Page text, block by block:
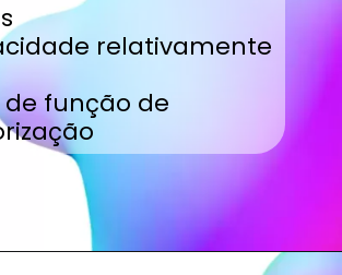
relativamente
de função de